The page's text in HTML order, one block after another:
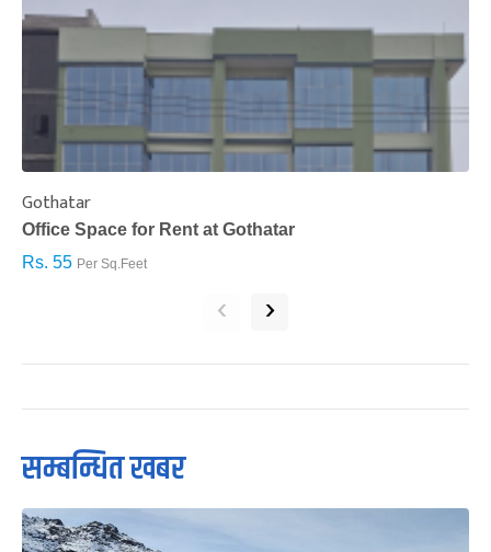
Gothatar
Office Space for Rent at Gothatar
Rs. 55 Per Sq.Feet
‹ ›
सम्बन्धित खबर